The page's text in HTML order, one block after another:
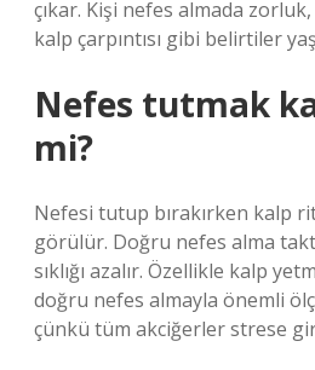
çıkar. Kişi nefes almada
kalp çarpıntısı gibi belirtiler
Nefes tutmak
mi?
Nefesi tutup bırakırken kalp
görülür. Doğru nefes alma
sıklığı azalır. Özellikle kalp
doğru nefes almayla önemli
çünkü tüm akciğerler strese